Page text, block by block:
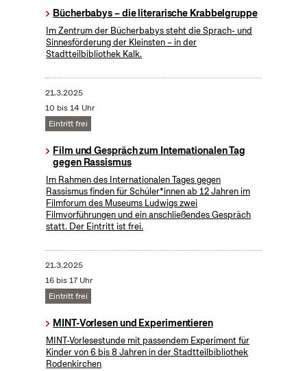
Bücherbabys – die literarische Krabbelgruppe
Im Zentrum der Bücherbabys steht die Sprach- und
Sinnesförderung der Kleinsten – in der
Stadtteilbibliothek Kalk.
21.3.2025
10 bis 14 Uhr
Eintritt frei
Film und Gespräch zum Internationalen Tag
gegen Rassismus
Im Rahmen des Internationalen Tages gegen
Rassismus finden für Schüler*innen ab 12 Jahren im
Filmforum des Museums Ludwigs zwei
Filmvorführungen und ein anschließendes Gespräch
statt. Der Eintritt ist frei.
21.3.2025
16 bis 17 Uhr
Eintritt frei
MINT-Vorlesen und Experimentieren
MINT-Vorlesestunde mit passendem Experiment für
Kinder von 6 bis 8 Jahren in der Stadtteilbibliothek
Rodenkirchen